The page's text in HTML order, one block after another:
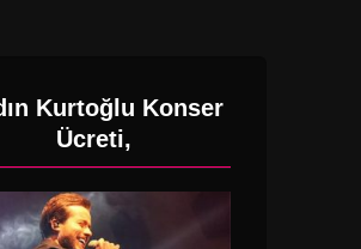
Kurtoğlu Konser
Ücreti,